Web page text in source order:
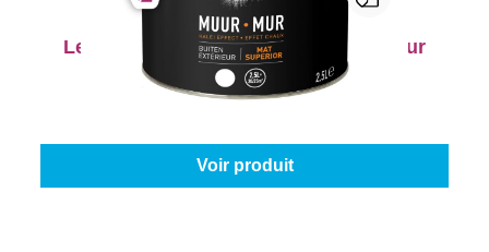
Levis Atelier Mur Effet Chaux Extérieur
Colour (Levis Atelier):couleur mixte| Contenu:
Voir produit